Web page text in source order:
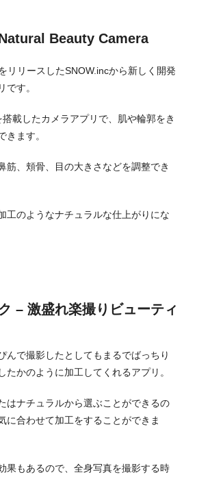
Beauty Camera
リリースしたSNOW.incから新しく開発
です。
載したカメラアプリで、肌や輪郭をき
きます。
筋、頬骨、目の大きさなどを調整でき
工のようなナチュラルな仕上がりにな
– 激盛れ楽撮りビューティ
んで撮影したとしてもまるでばっちり
たかのように加工してくれるアプリ。
はナチュラルから選ぶことができるの
に合わせて加工をすることができま
果もあるので、全身写真を撮影する時